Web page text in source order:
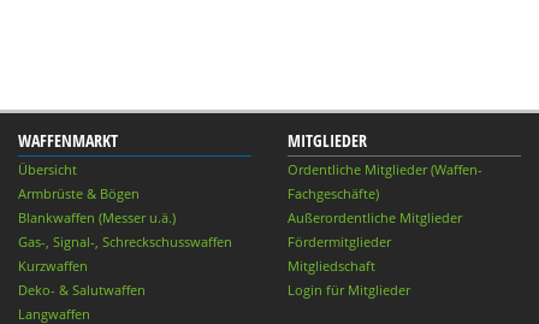
WAFFENMARKT
Übersicht
Armbrüste & Bögen
Blankwaffen (Messer u.ä.)
Gas-, Signal-, Schreckschusswaffen
Kurzwaffen
Deko- & Salutwaffen
Langwaffen
MITGLIEDER
Ordentliche Mitglieder (Waffen-
Fachgeschäfte)
Außerordentliche Mitglieder
Fördermitglieder
Mitgliedschaft
Login für Mitglieder